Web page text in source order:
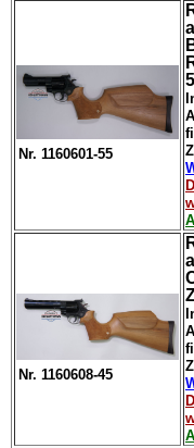
Nr. 1160601-55
Nr. 1160608-45